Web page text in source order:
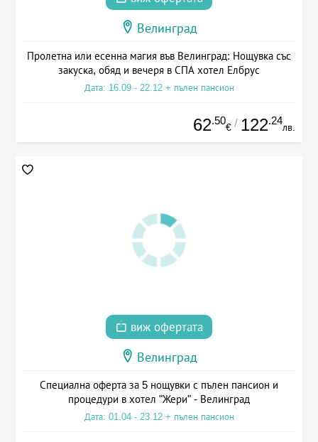
Велинград
Пролетна или есенна магия във Велинград: Нощувка със
закуска, обяд и вечеря в СПА хотел Елбрус
Дата: 16.09 - 22.12 + пълен пансион
62.50
€ / 122.24
лв.
виж офертата
Велинград
Специална оферта за 5 нощувки с пълен пансион и
процедури в хотел "Жери" - Велинград
Дата: 01.04 - 23.12 + пълен пансион